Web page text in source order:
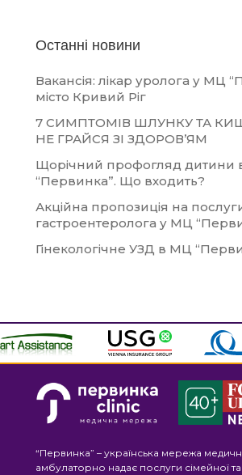
Останні новини
Вакансія: лікар уролога у МЦ
місто Кривий Ріг
7 СИМПТОМІВ ШЛУНКУ ТА
НЕ ГРАЙСЯ ЗІ ЗДОРОВ’ЯМ
Щорічний профогляд дитини
“Первинка”. Що входить?
Акційна пропозиція на
гастроентеролога у МЦ
Гінекологічне УЗД в МЦ
“Первинка” – українська мережа
амбулаторно надає послуги сімейної та